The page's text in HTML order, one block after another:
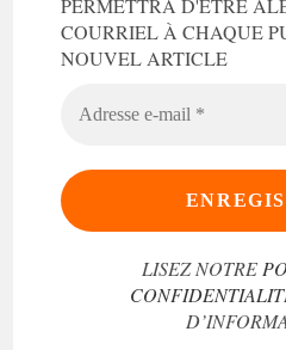
PERMETTRA D'ÊTRE
COURRIEL À CHAQUE
NOUVEL ARTICLE
LISEZ NOTRE